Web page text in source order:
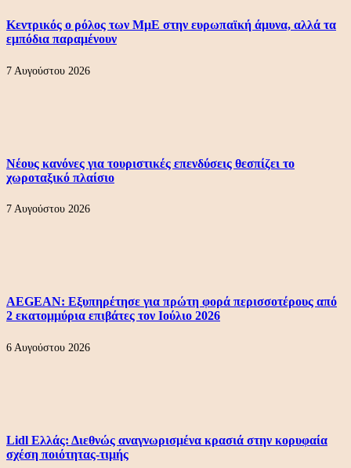
Κεντρικός ο ρόλος των ΜμΕ στην ευρωπαϊκή άμυνα, αλλά τα
εμπόδια παραμένουν
7 Αυγούστου 2026
Νέους κανόνες για τουριστικές επενδύσεις θεσπίζει το
χωροταξικό πλαίσιο
7 Αυγούστου 2026
AEGEAN: Εξυπηρέτησε για πρώτη φορά περισσοτέρους από
2 εκατομμύρια επιβάτες τον Ιούλιο 2026
6 Αυγούστου 2026
Lidl Ελλάς: Διεθνώς αναγνωρισμένα κρασιά στην κορυφαία
σχέση ποιότητας-τιμής